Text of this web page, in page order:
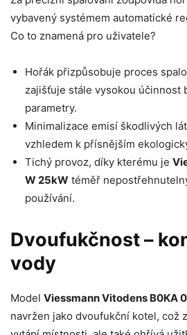
vybavený systémem automatické
Co to znamená pro uživatele?
Hořák přizpůsobuje proces
zajišťuje stále vysokou účinnost
parametry.
Minimalizace emisí škodlivých
vzhledem k přísnějším
Tichý provoz, díky kterému je
W 25kW téměř
používání.
Dvoufukčnost –
vody
Model Viessmann Vitodens B0KA
navržen jako dvoufukční kotel, což